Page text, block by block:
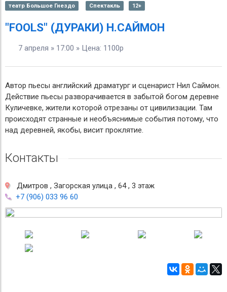
театр Большое Гнездо Спектакль 12+
"FOOLS" (ДУРАКИ) Н.САЙМОН
7 апреля » 17:00 » Цена: 1100р
Автор пьесы английский драматург и сценарист Нил Саймон.
Действие пьесы разворачивается в забытой богом деревне
Куличевке, жители которой отрезаны от цивилизации. Там
происходят странные и необъяснимые события потому, что
над деревней, якобы, висит проклятие.
Контакты
Дмитров , Загорская улица , 64 , 3 этаж
+7 (906) 033 96 60